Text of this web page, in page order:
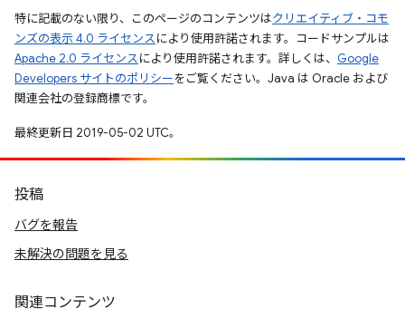
特に記載のない限り、このページのコンテンツはクリエイティブ・コモ
ンズの表示 4.0 ライセンスにより使用許諾されます。コードサンプルは
Apache 2.0 ライセンスにより使用許諾されます。詳しくは、 Google
Developers サイトのポリシーをご覧ください。Java は Oracle および
関連会社の登録商標です。
最終更新日 2019-05-02 UTC。
投稿
バグを報告
未解決の問題を見る
関連コンテンツ